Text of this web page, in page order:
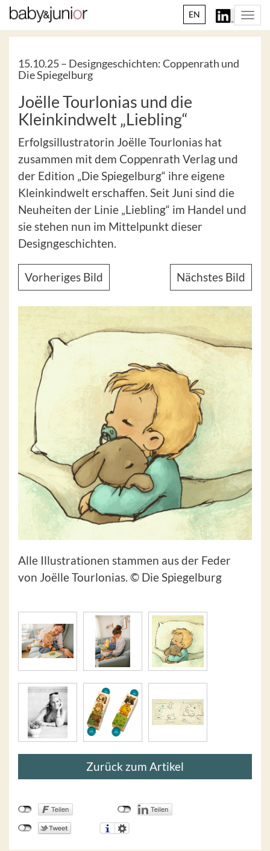
EN
15.10.25 – Designgeschichten: Coppenrath und
Die Spiegelburg
Joëlle Tourlonias und die
Kleinkindwelt „Liebling“
Erfolgsillustratorin Joëlle Tourlonias hat
zusammen mit dem Coppenrath Verlag und
der Edition „Die Spiegelburg“ ihre eigene
Kleinkindwelt erschaffen. Seit Juni sind die
Neuheiten der Linie „Liebling“ im Handel und
sie stehen nun im Mittelpunkt dieser
Designgeschichten.
Vorheriges Bild Nächstes Bild
Alle Illustrationen stammen aus der Feder
von Joëlle Tourlonias. © Die Spiegelburg
Zurück zum Artikel